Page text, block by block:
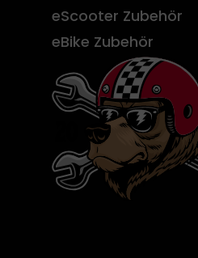
eScooter Zubehör
eBike Zubehör